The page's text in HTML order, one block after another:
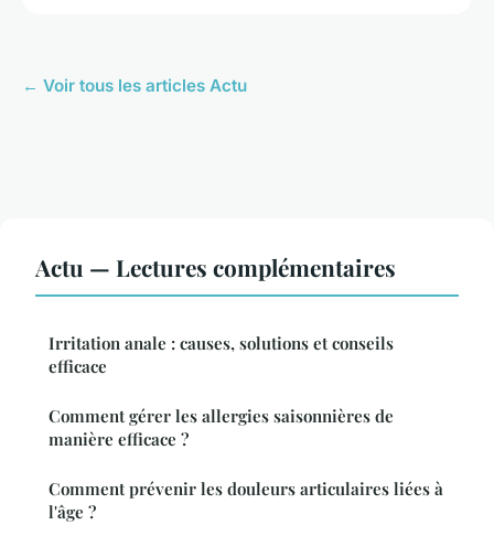
← Voir tous les articles Actu
Actu — Lectures complémentaires
Irritation anale : causes, solutions et conseils
efficace
Comment gérer les allergies saisonnières de
manière efficace ?
Comment prévenir les douleurs articulaires liées à
l'âge ?